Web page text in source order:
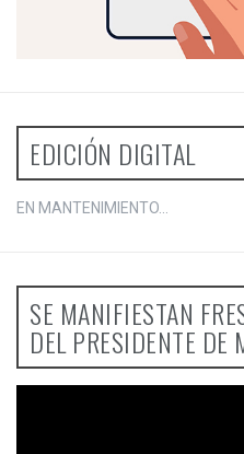
EDICIÓN DIGITAL
EN MANTENIMIENTO...
SE MANIFIESTAN
DEL PRESIDENTE DE